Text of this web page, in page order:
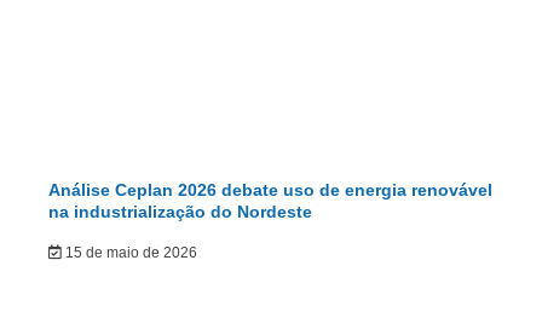
Análise Ceplan 2026 debate uso de energia renovável
na industrialização do Nordeste
15 de maio de 2026